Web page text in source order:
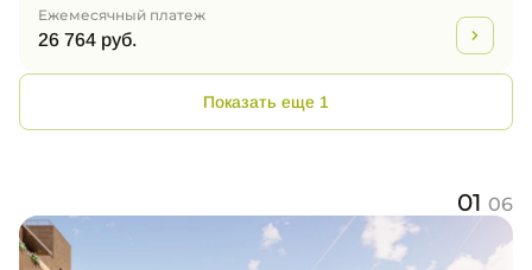
Ежемесячный платеж
26 764 руб.
Показать еще 1
01 06